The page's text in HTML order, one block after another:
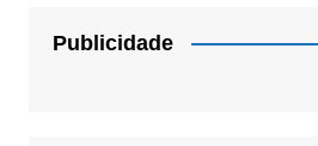
Publicidade